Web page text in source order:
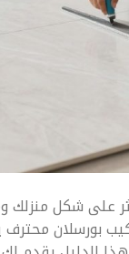
على شكل منزلك
بورسلان